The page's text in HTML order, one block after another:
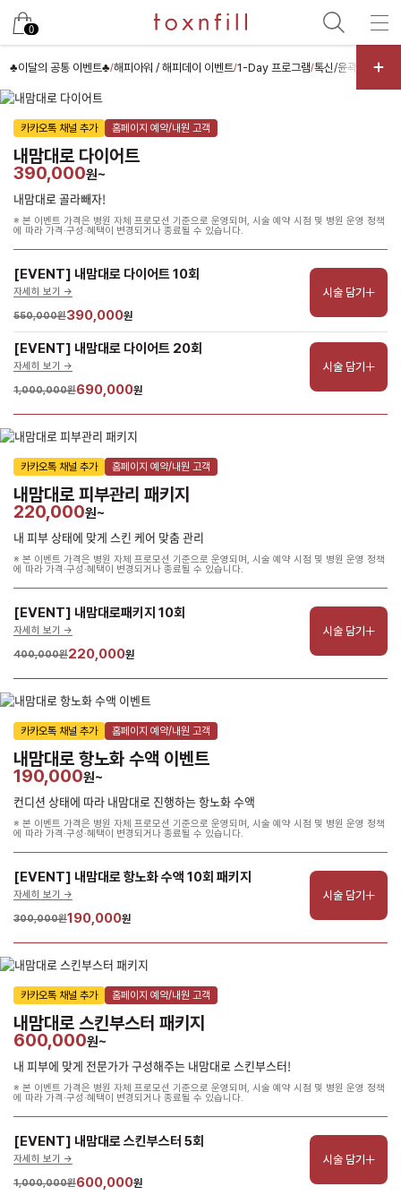
0
♣이달의 공통 이벤트♣/해피아워 / 해피데이 이벤트/1-Day 프로그램/톡신/윤곽주사/필
카카오톡 채널 추가 홈페이지 예약/내원 고객
내맘대로 다이어트
390,000원~
내맘대로 골라빼자!
※ 본 이벤트 가격은 병원 자체 프로모션 기준으로 운영되며, 시술 예약 시점 및 병원 운영 정책
에 따라 가격·구성·혜택이 변경되거나 종료될 수 있습니다.
[EVENT] 내맘대로 다이어트 10회
자세히 보기 ->
550,000원390,000원
시술 담기
[EVENT] 내맘대로 다이어트 20회
자세히 보기 ->
1,000,000원690,000원
시술 담기
카카오톡 채널 추가 홈페이지 예약/내원 고객
내맘대로 피부관리 패키지
220,000원~
내 피부 상태에 맞게 스킨 케어 맞춤 관리
※ 본 이벤트 가격은 병원 자체 프로모션 기준으로 운영되며, 시술 예약 시점 및 병원 운영 정책
에 따라 가격·구성·혜택이 변경되거나 종료될 수 있습니다.
[EVENT] 내맘대로패키지 10회
자세히 보기 ->
400,000원220,000원
시술 담기
카카오톡 채널 추가 홈페이지 예약/내원 고객
내맘대로 항노화 수액 이벤트
190,000원~
컨디션 상태에 따라 내맘대로 진행하는 항노화 수액
※ 본 이벤트 가격은 병원 자체 프로모션 기준으로 운영되며, 시술 예약 시점 및 병원 운영 정책
에 따라 가격·구성·혜택이 변경되거나 종료될 수 있습니다.
[EVENT] 내맘대로 항노화 수액 10회 패키지
자세히 보기 ->
300,000원190,000원
시술 담기
카카오톡 채널 추가 홈페이지 예약/내원 고객
내맘대로 스킨부스터 패키지
600,000원~
내 피부에 맞게 전문가가 구성해주는 내맘대로 스킨부스터!
※ 본 이벤트 가격은 병원 자체 프로모션 기준으로 운영되며, 시술 예약 시점 및 병원 운영 정책
에 따라 가격·구성·혜택이 변경되거나 종료될 수 있습니다.
[EVENT] 내맘대로 스킨부스터 5회
자세히 보기 ->
1,000,000원600,000원
시술 담기
남은 시술/관리권 예약
남은 시술/관리권 종류 선택
리프팅
색소
제모
여드름/모공
스킨부스터
스킨케어
체형
항노화수액
기타